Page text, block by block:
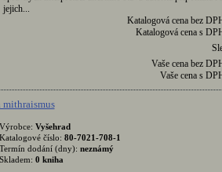
jejich...
Katalogová cena bez
Katalogová cena s
Vaše cena bez
Vaše cena s
Výrobce: Vyšehrad
Katalogové číslo: 80-7021-708-1
Termín dodání (dny): neznámý
Skladem: 0 kniha